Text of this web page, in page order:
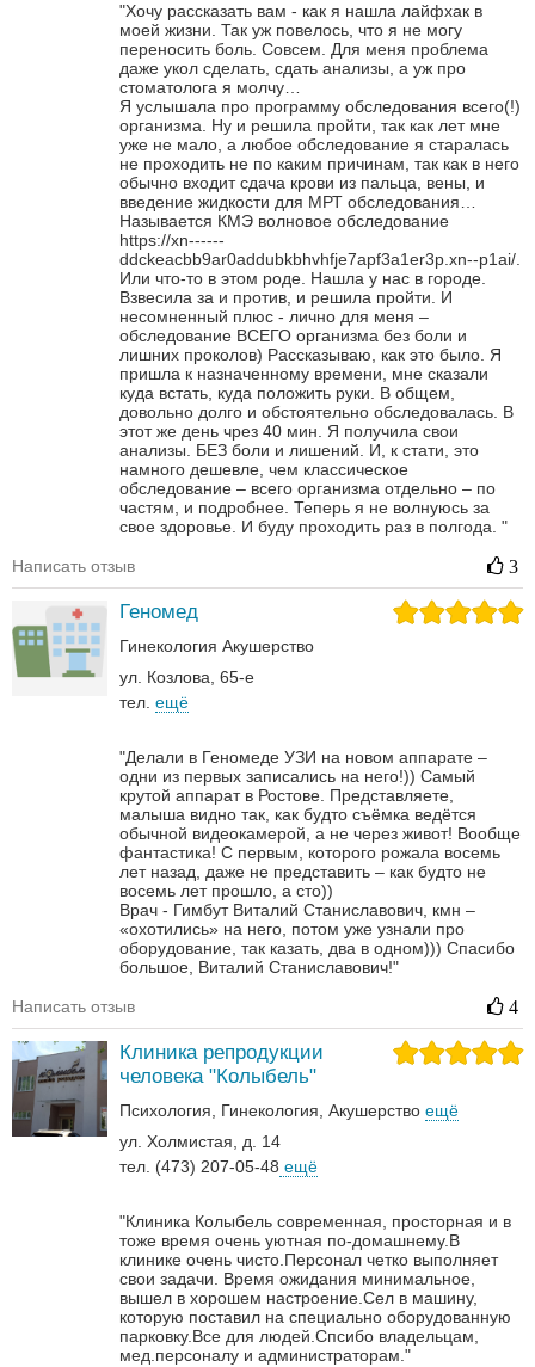
"Хочу рассказать вам - как я нашла лайфхак в
моей жизни. Так уж повелось, что я не могу
переносить боль. Совсем. Для меня проблема
даже укол сделать, сдать анализы, а уж про
стоматолога я молчу…
Я услышала про программу обследования всего(!)
организма. Ну и решила пройти, так как лет мне
уже не мало, а любое обследование я старалась
не проходить не по каким причинам, так как в него
обычно входит сдача крови из пальца, вены, и
введение жидкости для МРТ обследования…
Называется КМЭ волновое обследование
https://xn------
ddckeacbb9ar0addubkbhvhfje7apf3a1er3p.xn--p1ai/.
Или что-то в этом роде. Нашла у нас в городе.
Взвесила за и против, и решила пройти. И
несомненный плюс - лично для меня –
обследование ВСЕГО организма без боли и
лишних проколов) Рассказываю, как это было. Я
пришла к назначенному времени, мне сказали
куда встать, куда положить руки. В общем,
довольно долго и обстоятельно обследовалась. В
этот же день чрез 40 мин. Я получила свои
анализы. БЕЗ боли и лишений. И, к стати, это
намного дешевле, чем классическое
обследование – всего организма отдельно – по
частям, и подробнее. Теперь я не волнуюсь за
свое здоровье. И буду проходить раз в полгода. "
Написать отзыв 3
Геномед
Гинекология Акушерство
ул. Козлова, 65-е
тел. ещё
"Делали в Геномеде УЗИ на новом аппарате –
одни из первых записались на него!)) Самый
крутой аппарат в Ростове. Представляете,
малыша видно так, как будто съёмка ведётся
обычной видеокамерой, а не через живот! Вообще
фантастика! С первым, которого рожала восемь
лет назад, даже не представить – как будто не
восемь лет прошло, а сто))
Врач - Гимбут Виталий Станиславович, кмн –
«охотились» на него, потом уже узнали про
оборудование, так казать, два в одном))) Спасибо
большое, Виталий Станиславович!"
Написать отзыв 4
Клиника репродукции
человека "Колыбель"
Психология Гинекология Акушерство ещё
ул. Холмистая, д. 14
тел. (473) 207-05-48 ещё
"Клиника Колыбель современная, просторная и в
тоже время очень уютная по-домашнему.В
клинике очень чисто.Персонал четко выполняет
свои задачи. Время ожидания минимальное,
вышел в хорошем настроение.Сел в машину,
которую поставил на специально оборудованную
парковку.Все для людей.Спсибо владельцам,
мед.персоналу и администраторам."